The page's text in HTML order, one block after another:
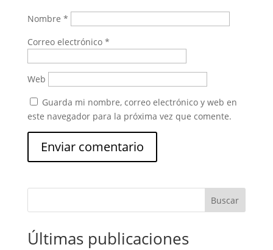
Nombre *
Correo electrónico *
Web
Guarda mi nombre, correo electrónico y web en
este navegador para la próxima vez que comente.
Buscar
Últimas publicaciones